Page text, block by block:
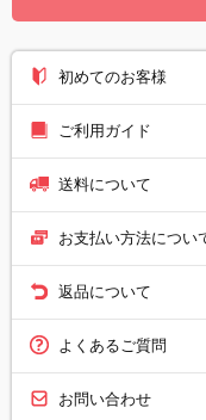
初めてのお客様
ご利用ガイド
送料について
お支払い方法につい
返品について
よくあるご質問
お問い合わせ